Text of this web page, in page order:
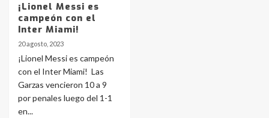
¡Lionel Messi es
campeón con el
Inter Miami!
20 agosto, 2023
¡Lionel Messi es campeón
con el Inter Miami! Las
Garzas vencieron 10 a 9
por penales luego del 1-1
en...
5
Los precios de los combustibles en
La Pampa, desde YPF hasta Axion
6
La Bolsa de Cereales de Bahía
Blanca anticipa que Agosto vendrá
con lluvias y heladas, en gran parte